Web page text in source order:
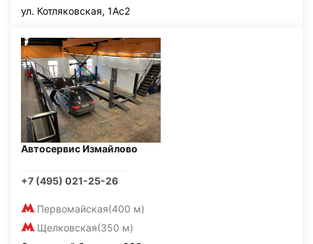
ул. Котляковская, 1Ас2
Автосервис Измайлово
+7 (495) 021-25-26
Первомайская(400 м)
Щелковская(350 м)